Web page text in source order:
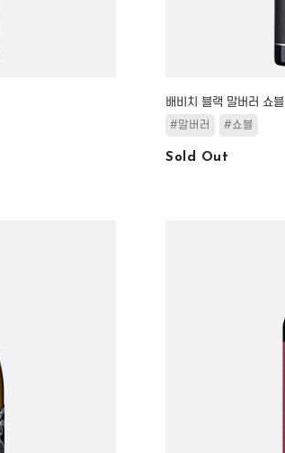
배비치 블랙 말버러 쇼블
#말버러 #쇼블
Sold Out